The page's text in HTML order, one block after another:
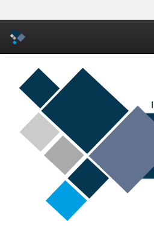
Skip
navigation